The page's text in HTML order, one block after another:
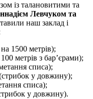
із талановитими та
Левчуком та
наш заклад і
1500 метрів);
метрів з бар’єрами);
списа);
у довжину);
списа);
у довжину).